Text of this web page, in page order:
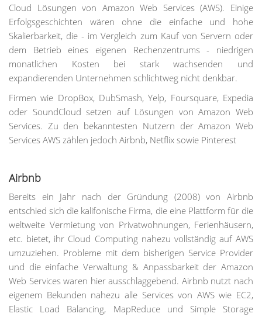
Cloud Lösungen von Amazon Web Services (AWS). Einige
Erfolgsgeschichten wären ohne die einfache und hohe
Skalierbarkeit, die - im Vergleich zum Kauf von Servern oder
dem Betrieb eines eigenen Rechenzentrums - niedrigen
monatlichen Kosten bei stark wachsenden und
expandierenden Unternehmen schlichtweg nicht denkbar.
Firmen wie DropBox, DubSmash, Yelp, Foursquare, Expedia
oder SoundCloud setzen auf Lösungen von Amazon Web
Services. Zu den bekanntesten Nutzern der Amazon Web
Services AWS zählen jedoch Airbnb, Netflix sowie Pinterest
Airbnb
Bereits ein Jahr nach der Gründung (2008) von Airbnb
entschied sich die kalifonische Firma, die eine Plattform für die
weltweite Vermietung von Privatwohnungen, Ferienhäusern,
etc. bietet, ihr Cloud Computing nahezu vollständig auf AWS
umzuziehen. Probleme mit dem bisherigen Service Provider
und die einfache Verwaltung & Anpassbarkeit der Amazon
Web Services waren hier ausschlaggebend. Airbnb nutzt nach
eigenem Bekunden nahezu alle Services von AWS wie EC2,
Elastic Load Balancing, MapReduce und Simple Storage